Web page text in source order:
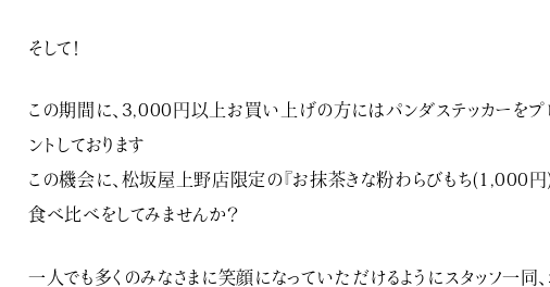
そして！
この期間に、3,000円以上お買い上げの方にはパンダステッカーをプ
ントしております
この機会に、松坂屋上野店限定の『お抹茶きな粉わらびもち(1,000円)
食べ比べをしてみませんか？
一人でも多くのみなさまに笑顔になっていただけるようにスタッフ一同